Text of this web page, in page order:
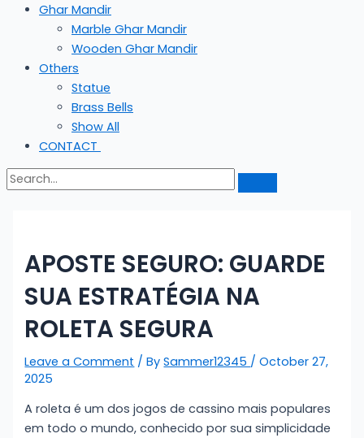
Ghar Mandir
Marble Ghar Mandir
Wooden Ghar Mandir
Others
Statue
Brass Bells
Show All
CONTACT
APOSTE SEGURO: GUARDE
SUA ESTRATÉGIA NA
ROLETA SEGURA
Leave a Comment / BySammer12345 /October 27,
2025
A roleta é um dos jogos de cassino mais populares
em todo o mundo, conhecido por sua simplicidade